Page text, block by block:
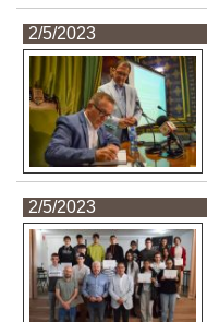
2/5/2023
2/5/2023